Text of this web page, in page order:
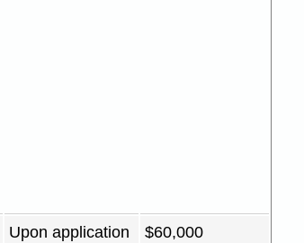
Upon application
$60,000